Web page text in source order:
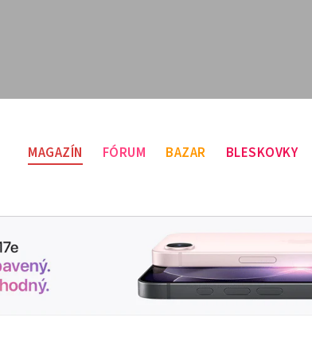
MAGAZÍN FÓRUM BAZAR BLESKOVKY